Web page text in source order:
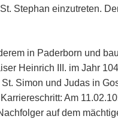
Stephan einzutreten.
in Paderborn und
Hein­rich III. im Jahr
Si­mon und Ju­das in
Am
auf dem